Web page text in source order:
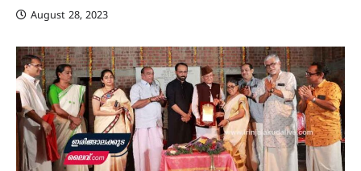
August 28, 2023